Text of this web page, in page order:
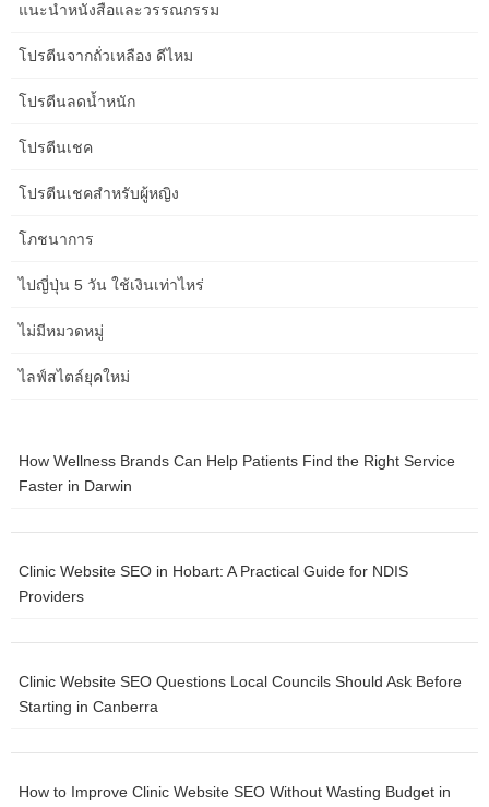
keto diet meal plan
Lake Eyre
light therapy for mood and energy
long-distance relationship tips
machine learning for beginners
Margaret River
mindful walking techniques
National Gallery of Victoria
natural beauty remedies
retirement planning guide
Scenic drives around Albany
screen-free hobbies to explore
South Bank (Brisbane)
แนะนำหนังสือและวรรณกรรม
โปรตีนจากถั่วเหลือง ดีไหม
โปรตีนลดน้ำหนัก
โปรตีนเชค
โปรตีนเชคสำหรับผู้หญิง
โภชนาการ
ไปญี่ปุ่น 5 วัน ใช้เงินเท่าไหร่
ไม่มีหมวดหมู่
ไลฟ์สไตล์ยุคใหม่
How Wellness Brands Can Help Patients Find the Right Service
Faster in Darwin
Clinic Website SEO in Hobart: A Practical Guide for NDIS
Providers
Clinic Website SEO Questions Local Councils Should Ask Before
Starting in Canberra
How to Improve Clinic Website SEO Without Wasting Budget in